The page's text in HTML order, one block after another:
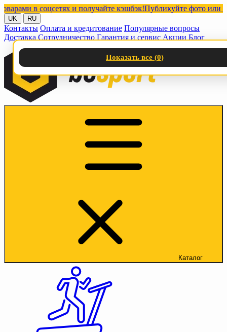
в соцсетях и получайте кэшбэк!Публикуйте фото или
UK RU
Контакты Оплата и кредитование Популярные вопросы
Доставка Сотрудничество Гарантия и сервис Акции Блог
Каталог
Показать все (0)